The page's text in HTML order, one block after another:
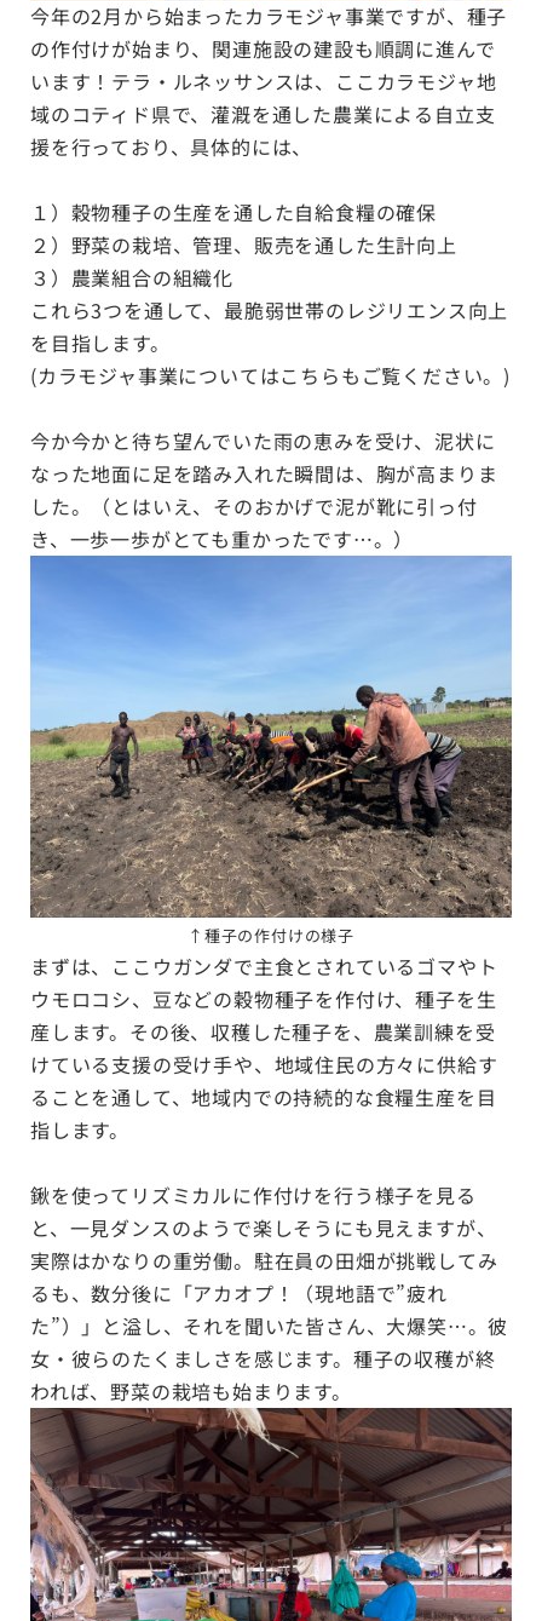
今年の2月から始まったカラモジャ事業ですが、種子
の作付けが始まり、関連施設の建設も順調に進んで
います！テラ・ルネッサンスは、ここカラモジャ地
域のコティド県で、灌漑を通した農業による自立支
援を行っており、具体的には、
１）穀物種子の生産を通した自給食糧の確保
２）野菜の栽培、管理、販売を通した生計向上
３）農業組合の組織化
これら3つを通して、最脆弱世帯のレジリエンス向上
を目指します。
(カラモジャ事業についてはこちらもご覧ください。)
今か今かと待ち望んでいた雨の恵みを受け、泥状に
なった地面に足を踏み入れた瞬間は、胸が高まりま
した。（とはいえ、そのおかげで泥が靴に引っ付
き、一歩一歩がとても重かったです…。）
↑ 種子の作付けの様子
まずは、ここウガンダで主食とされているゴマやト
ウモロコシ、豆などの穀物種子を作付け、種子を生
産します。その後、収穫した種子を、農業訓練を受
けている支援の受け手や、地域住民の方々に供給す
ることを通して、地域内での持続的な食糧生産を目
指します。
鍬を使ってリズミカルに作付けを行う様子を見る
と、一見ダンスのようで楽しそうにも見えますが、
実際はかなりの重労働。駐在員の田畑が挑戦してみ
るも、数分後に「アカオプ！（現地語で”疲れ
た”）」と溢し、それを聞いた皆さん、大爆笑…。彼
女・彼らのたくましさを感じます。 種子の収穫が終
われば、野菜の栽培も始まります。